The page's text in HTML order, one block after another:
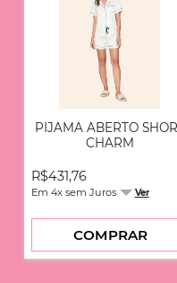
PIJAMA ABERTO
CHARM
R$431,76
Em 4x sem Juros Ver
COMPRAR